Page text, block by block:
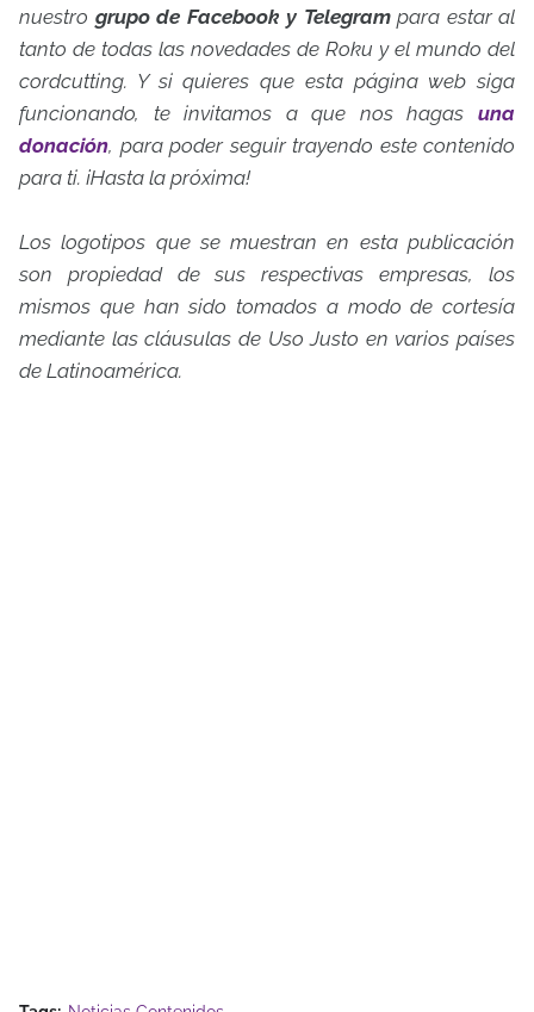
nuestro grupo de Facebook y Telegrampara estar al
tanto de todas las novedades de Roku y el mundo del
cordcutting. Y si quieres que esta página web siga
funcionando, te invitamos a que nos hagas una
donación, para poder seguir trayendo este contenido
para ti. ¡Hasta la próxima!
Los logotipos que se muestran en esta publicación
son propiedad de sus respectivas empresas, los
mismos que han sido tomados a modo de cortesía
mediante las cláusulas de Uso Justo en varios países
de Latinoamérica.